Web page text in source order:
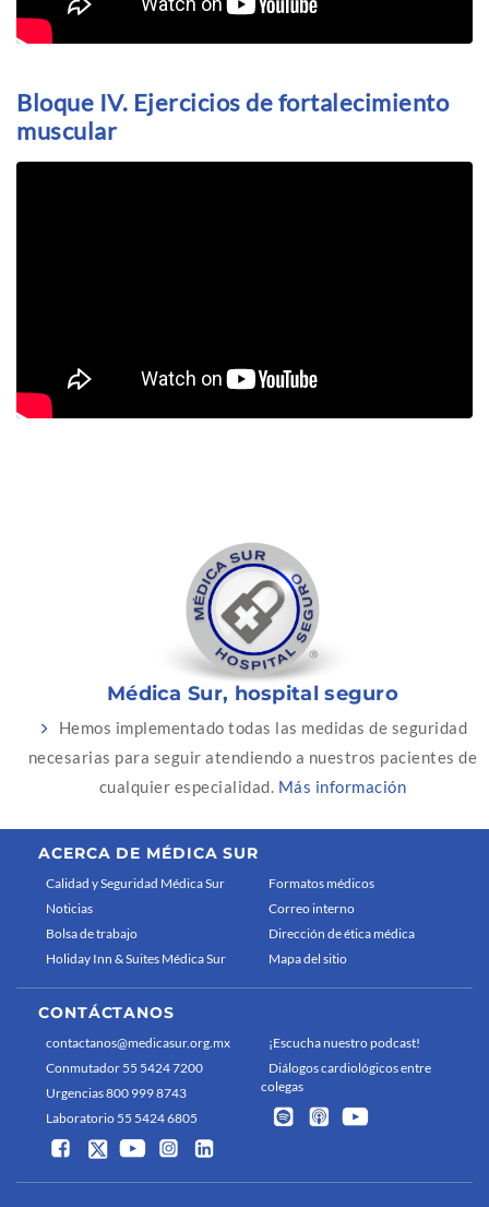
Bloque IV. Ejercicios de fortalecimiento
muscular
Médica Sur, hospital seguro
Hemos implementado todas las medidas de seguridad
necesarias para seguir atendiendo a nuestros pacientes de
cualquier especialidad. Más información
ACERCA DE MÉDICA SUR
Calidad y Seguridad Médica Sur
Noticias
Bolsa de trabajo
Holiday Inn & Suites Médica Sur
Formatos médicos
Correo interno
Dirección de ética médica
Mapa del sitio
CONTÁCTANOS
contactanos@medicasur.org.mx
Conmutador 55 5424 7200
Urgencias 800 999 8743
Laboratorio 55 5424 6805
¡Escucha nuestro podcast!
Diálogos cardiológicos entre
colegas